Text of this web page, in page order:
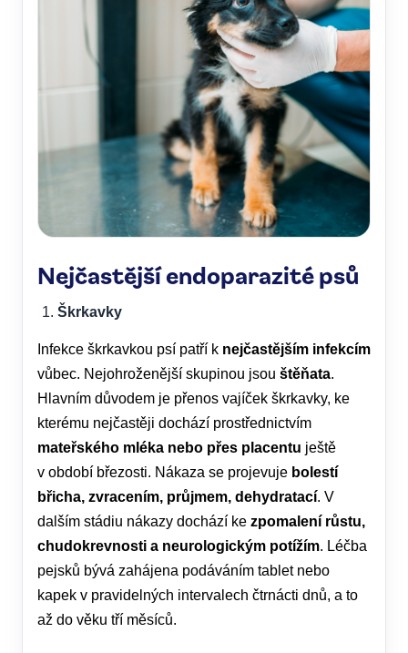
Nejčastější endoparazité psů
Škrkavky
Infekce škrkavkou psí patří k nejčastějším infekcím
vůbec. Nejohroženější skupinou jsou štěňata.
Hlavním důvodem je přenos vajíček škrkavky, ke
kterému nejčastěji dochází prostřednictvím
mateřského mléka nebo přes placentu ještě
v období březosti. Nákaza se projevuje bolestí
břicha, zvracením, průjmem, dehydratací. V
dalším stádiu nákazy dochází ke zpomalení růstu,
chudokrevnosti a neurologickým potížím. Léčba
pejsků bývá zahájena podáváním tablet nebo
kapek v pravidelných intervalech čtrnácti dnů, a to
až do věku tří měsíců.